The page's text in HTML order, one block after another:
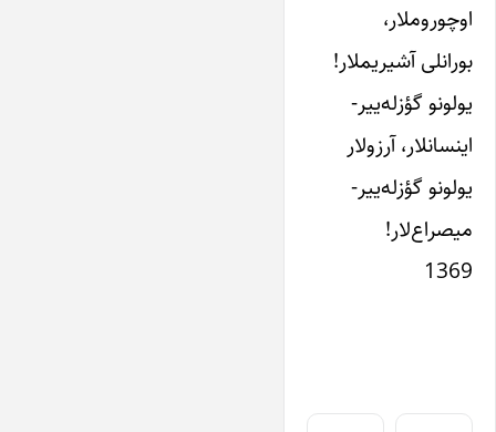
اوچوروملار،
بورانلی آشیریملار!
یولونو گؤزله‌ییر-
اینسانلار، آرزولار
یولونو گؤزله‌ییر-
میصراع‌لار!
1369